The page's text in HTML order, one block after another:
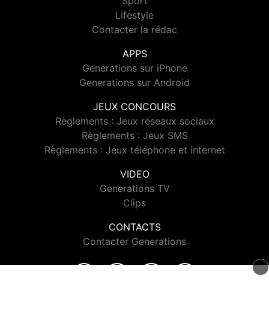
Lifestyle
Contacter la rédac
APPS
Generations sur iPhone
Generations sur Android
JEUX CONCOURS
Règlements : Jeux réseaux sociaux
Règlements : Jeux SMS
Règlements : Jeux téléphone et internet
VIDEO
Generations TV
Clips
CONTACTS
Contacter Generations